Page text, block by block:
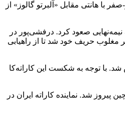
با هانتی مقابل «آلبرتو گالوز» از
در گام چهارم به مصاف «رفیض حسن‌اف» دارنده ۳ مدال برنز مسابقات کاراته وان از آذربایجان رفت و با برتری ۳ بر یک به نیمه‌نهایی صعود کرد. درفشی‌پور در
دارنده برنز جهان، ۳ طلای کاراته وان، طلای اروپا و طلای امیدهای جهان و اروپا از فرانسه دیدار کرد و در دیداری نزدیک با نتیجه ۲ بر صفر مغلوب حریف خود شد تا از راهیابی
کیلوگرم به مصاف «ایرنا شاریخینا» رفت و با نتیجه ۵ بر ۳ مغلوب کاراته‌کا بلاروس شد. با توجه به شکست این کاراته‌کا
از سوئد گذشت. او در دور دوم نیز با نتیجه ۸ بر صفر مقابل «فالی لی»از چین پیروز شد. نماینده کاراته ایران در